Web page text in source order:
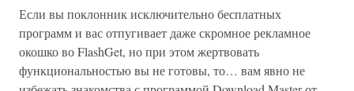
Если вы поклонник исключительно бесплатных
программ и вас отпугивает даже скромное рекламное
окошко во FlashGet, но при этом жертвовать
функциональностью вы не готовы, то… вам явно не